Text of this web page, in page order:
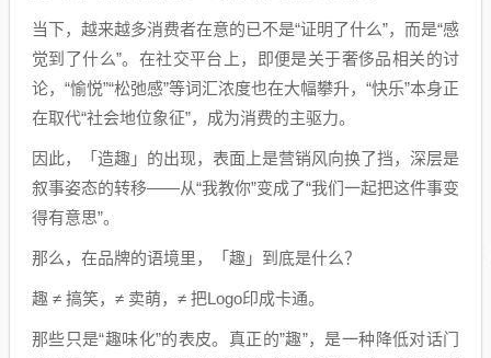
当下，越来越多消费者在意的已不是“证明了什么”，而是“感
觉到了什么”。在社交平台上，即便是关于奢侈品相关的讨
论，“愉悦”“松弛感”等词汇浓度也在大幅攀升，“快乐”本身正
在取代“社会地位象征”，成为消费的主驱力。
因此，「造趣」的出现，表面上是营销风向换了挡，深层是
叙事姿态的转移——从“我教你”变成了“我们一起把这件事变
得有意思”。
那么，在品牌的语境里，「趣」到底是什么？
趣 ≠ 搞笑，≠ 卖萌，≠ 把Logo印成卡通。
那些只是“趣味化”的表皮。真正的”趣”，是一种降低对话门